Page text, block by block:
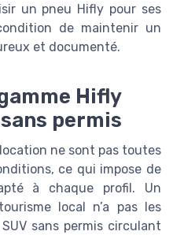
un pneu Hifly pour ses
de maintenir un
et documenté.
Hifly
permis
ne sont pas toutes
ce qui impose de
à chaque profil. Un
local n’a pas les
sans permis circulant